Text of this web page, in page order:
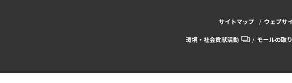
サイトマップ ウェブサ
環境・社会貢献活動 モールの取